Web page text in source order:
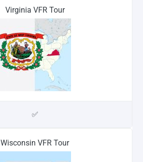
Virginia VFR Tour
✅
Wisconsin VFR Tour